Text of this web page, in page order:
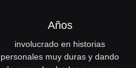
t
t
u
b
e
Años
involucrado en historias
personales muy duras y dando